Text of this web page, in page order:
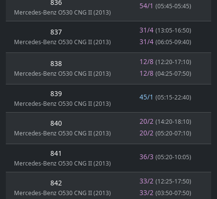
836
Mercedes-Benz O530 CNG II (2013)
54/1 (05:45-05:45)
837
Mercedes-Benz O530 CNG II (2013)
31/4 (13:05-16:50)
31/4 (06:05-09:40)
838
Mercedes-Benz O530 CNG II (2013)
12/8 (12:20-17:10)
12/8 (04:25-07:50)
839
Mercedes-Benz O530 CNG II (2013)
45/1 (05:15-22:40)
840
Mercedes-Benz O530 CNG II (2013)
20/2 (14:20-18:10)
20/2 (05:20-07:10)
841
Mercedes-Benz O530 CNG II (2013)
36/3 (05:20-10:05)
842
Mercedes-Benz O530 CNG II (2013)
33/2 (12:25-17:50)
33/2 (03:50-07:50)